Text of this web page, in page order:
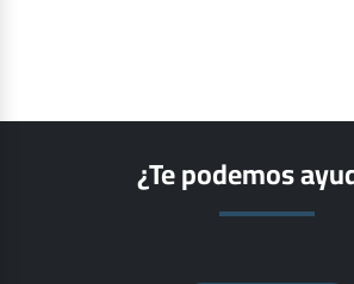
¿Te podemos